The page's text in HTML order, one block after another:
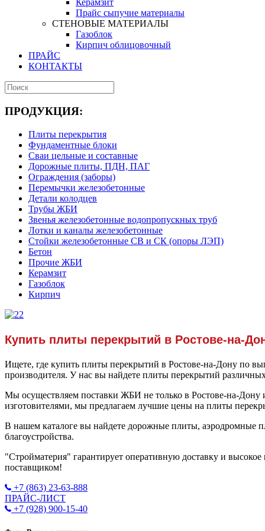
Керамзит
Прайс сыпучие материалы
СТЕНОВЫЕ МАТЕРИАЛЫ
Газоблок
Кирпич облицовочный
ПРАЙС
КОНТАКТЫ
ПРОДУКЦИЯ:
Плиты перекрытия
Фундаментные блоки
Сваи цельные и составные
Дорожные плиты, ПДН, ПАГ
Ограждения (заборы)
Перемычки железобетонные
Детали колодцев
Трубы ЖБИ
Звенья железобетонные водопропускных труб
Лотки и каналы железобетонные
Стойки железобетонные СВ и СК (опоры ЛЭП)
Бетон
Прочие ЖБИ
Керамзит
Газоблок
Кирпич
Купить плиты перекрытий в Ростове-на-
Ищете, где купить плиты перекрытий в Ростове-на-Дону по
производителя. У нас вы найдете плиты перекрытий
Мы осуществляем поставки ЖБИ не только в Ростове-на-
изготовителями, мы предлагаем лучшие цены на плиты
В нашем каталоге вы найдете дорожные плиты, аэродромные
благоустройства.
"Стройматерия" гарантирует оперативную доставку и
поставщиком!
+7 (863) 23-63-888
ПРАЙС-ЛИСТ
+7 (928) 900-15-40